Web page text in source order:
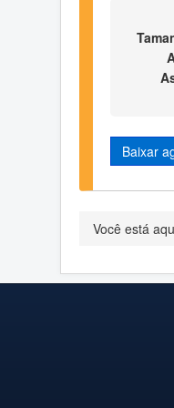
Baixar
Você está